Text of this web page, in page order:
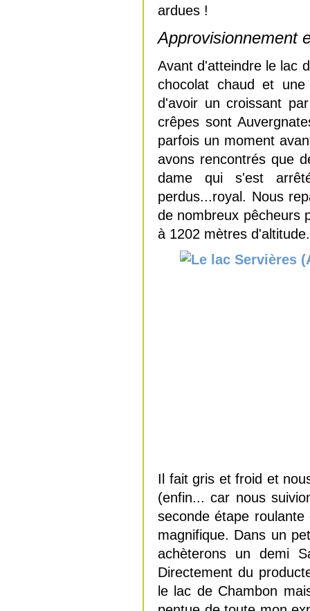
ardues !
Approvisionnement
Avant d'atteindre le lac
chocolat chaud et
d'avoir un croissant
crêpes sont
parfois un moment
avons rencontrés que
dame qui s'est
perdus...royal. Nous
de nombreux pêcheurs
à 1202 mètres
Il fait gris et froid et
(enfin... car nous
seconde étape
magnifique. Dans un
achèterons un demi
Directement du
le lac de Chambon